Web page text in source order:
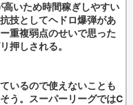
いため時間稼ぎしやすい
技としてヘドロ爆弾があ
重複弱点のせいで思った
押しされる。
いるので使えないことも
う。スーパーリーグではC